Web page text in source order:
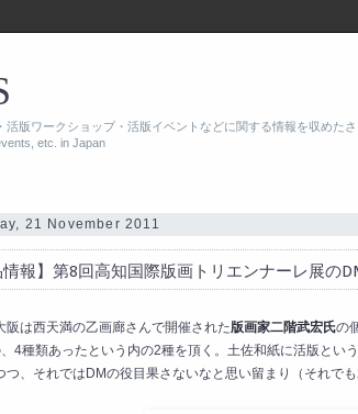
版ワークショップ・活版イベントなどに関する情報を収めたさ
etc. in Japan
21 November 2011
情報】第8回高知国際版画トリエンナーレ展の
阪は西天満の乙画廊さんで開催された版画家二階武宏氏の
4種類あったという内の2種を頂く。土佐和紙に活版とい
つ、それではDMの役目果さないなと思い留まり（それで